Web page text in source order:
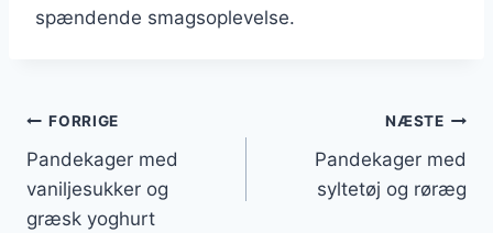
spændende smagsoplevelse.
Indlægsnavigation
FORRIGE
Pandekager med
vaniljesukker og
græsk yoghurt
NÆSTE
Pandekager med
syltetøj og røræg